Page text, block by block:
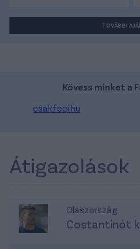
TOVÁBBI
Kövess minket a
csakfoci.hu
Átigazolások
Olaszország
Costantinót